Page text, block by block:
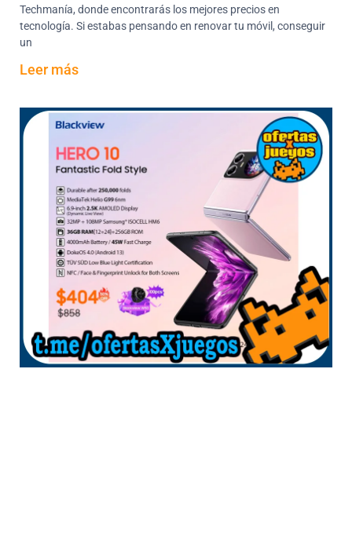
Techmanía, donde encontrarás los mejores precios en
tecnología. Si estabas pensando en renovar tu móvil, conseguir
un
Leer más